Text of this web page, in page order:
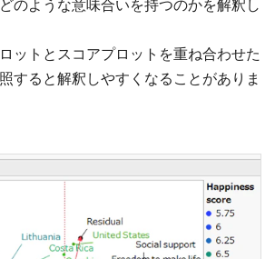
のような意味合いを持つのかを解釈し
ットとスコアプロットを重ね合わせた
すると解釈しやすくなることがありま